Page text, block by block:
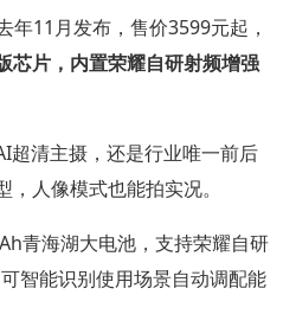
年11月发布，售价3599元起，
芯片，内置荣耀自研射频增强
超清主摄，还是行业唯一前后
人像模式也能拍实况。
青海湖大电池，支持荣耀自研
智能识别使用场景自动调配能